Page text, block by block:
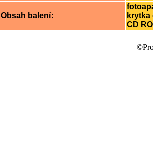
Obsah balení:
krytka
CD